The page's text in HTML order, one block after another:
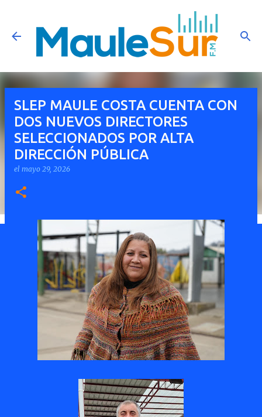
Ir al contenido principal
SLEP MAULE COSTA CUENTA CON
DOS NUEVOS DIRECTORES
SELECCIONADOS POR ALTA
DIRECCIÓN PÚBLICA
el mayo 29, 2026